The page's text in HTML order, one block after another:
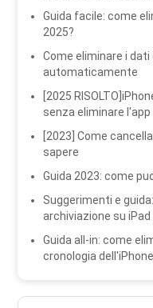
Guida facile: come
2025?
Come eliminare i
automaticamente
[2025
senza eliminare l'app
[2023] Come
sapere
Guida 2023: come
Suggerimenti e
archiviazione su iPad
Guida all-in: come
cronologia dell'iPhone